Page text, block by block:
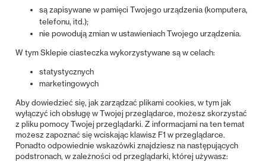
są zapisywane w pamięci Twojego urządzenia (komputera,
telefonu, itd.);
nie powodują zmian w ustawieniach Twojego urządzenia.
W tym Sklepie ciasteczka wykorzystywane są w celach:
statystycznych
marketingowych
Aby dowiedzieć się, jak zarządzać plikami cookies, w tym jak
wyłączyć ich obsługę w Twojej przeglądarce, możesz skorzystać
z pliku pomocy Twojej przeglądarki. Z informacjami na ten temat
możesz zapoznać się wciskając klawisz F1 w przeglądarce.
Ponadto odpowiednie wskazówki znajdziesz na następujących
podstronach, w zależności od przeglądarki, której używasz: